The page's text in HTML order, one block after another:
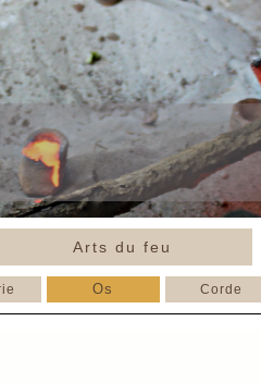
Arts du feu
Os Corde